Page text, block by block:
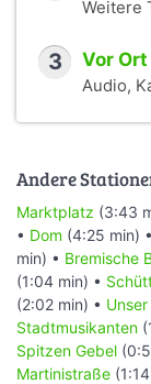
Weitere
3 Vor
Audio,
Andere
Marktplatz (3:43
• Dom (4:25 min) •
min) • Bremische
(1:04 min) •
(2:02 min) •
Stadtmusikanten
Spitzen Gebel
Martinistraße